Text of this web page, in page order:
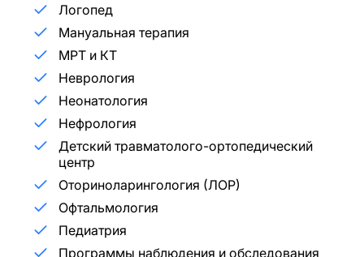
Логопед
Мануальная терапия
МРТ и КТ
Неврология
Неонатология
Нефрология
Детский травматолого-ортопедический
центр
Оториноларингология (ЛОР)
Офтальмология
Педиатрия
Программы наблюдения и обследования